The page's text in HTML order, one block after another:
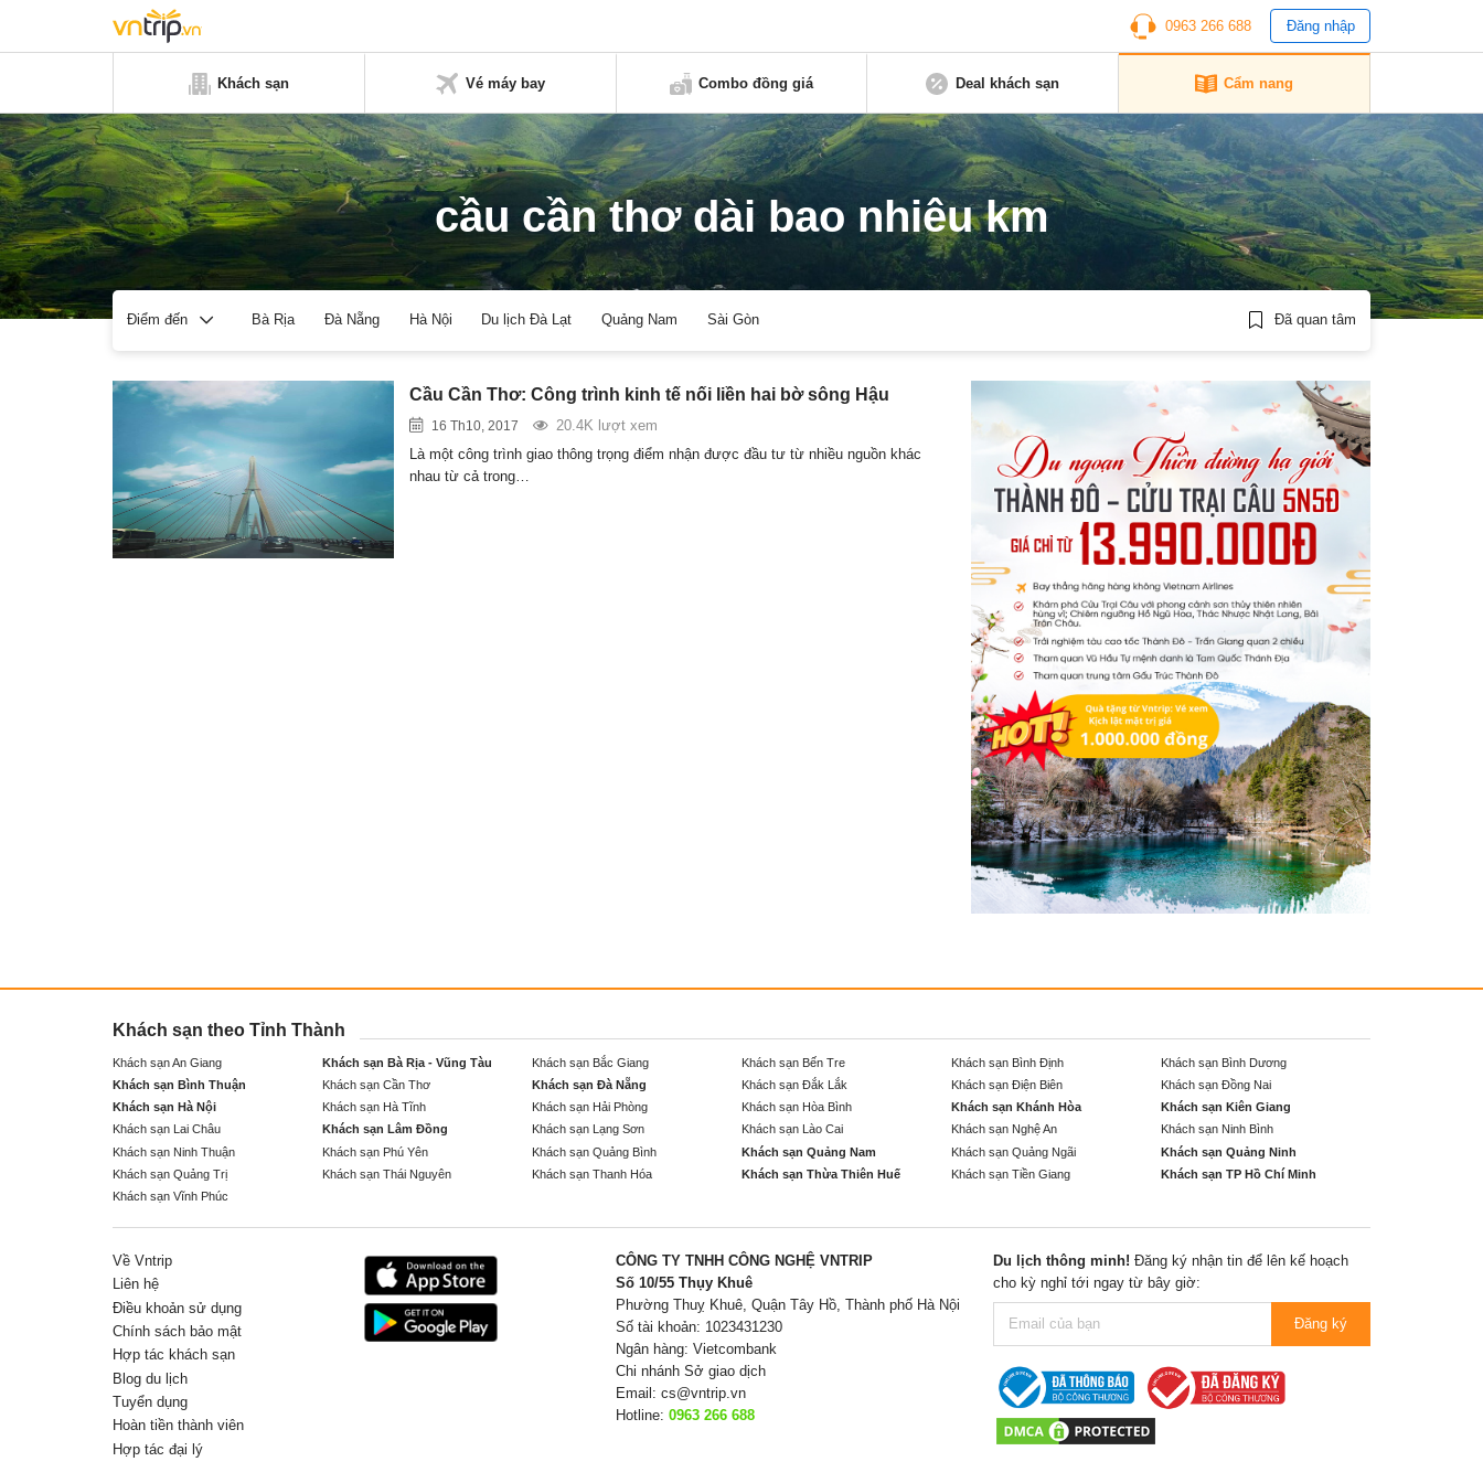
0963 266 688 Đăng nhập
Khách sạn Vé máy bay Combo đồng giá Deal khách sạn Cẩm nang
cầu cần thơ dài bao nhiêu km
Điểm đến Bà Rịa Đà Nẵng Hà Nội Du lịch Đà Lạt Quảng Nam Sài Gòn Đã quan tâm
Cầu Cần Thơ: Công trình kinh tế nối liền hai bờ sông Hậu
16 Th10, 2017
20.4K lượt xem
Là một công trình giao thông trọng điểm nhận được đầu tư từ nhiều nguồn khác
nhau từ cả trong…
Khách sạn theo Tỉnh Thành
Khách sạn An Giang Khách sạn Bà Rịa - Vũng Tàu Khách sạn Bắc Giang Khách sạn Bến Tre Khách sạn Bình Định
Khách sạn Bình Dương
Khách sạn Bình Thuận
Khách sạn Cần Thơ Khách sạn Đà Nẵng Khách sạn Đắk Lắk Khách sạn Điện Biên
Khách sạn Đồng Nai
Khách sạn Hà Nội
Khách sạn Hà Tĩnh Khách sạn Hải Phòng Khách sạn Hòa Bình Khách sạn Khánh Hòa
Khách sạn Kiên Giang
Khách sạn Lai Châu
Khách sạn Lâm Đồng Khách sạn Lạng Sơn Khách sạn Lào Cai Khách sạn Nghệ An
Khách sạn Ninh Bình
Khách sạn Ninh Thuận
Khách sạn Phú Yên Khách sạn Quảng Bình Khách sạn Quảng Nam Khách sạn Quảng Ngãi
Khách sạn Quảng Ninh
Khách sạn Quảng Trị
Khách sạn Thái Nguyên Khách sạn Thanh Hóa Khách sạn Thừa Thiên Huế Khách sạn Tiền Giang
Khách sạn TP Hồ Chí Minh
Khách sạn Vĩnh Phúc
Về Vntrip
Liên hệ
Điều khoản sử dụng
Chính sách bảo mật
Hợp tác khách sạn
Blog du lịch
Tuyển dụng
Hoàn tiền thành viên
Hợp tác đại lý
CÔNG TY TNHH CÔNG NGHỆ VNTRIP
Số 10/55 Thụy Khuê
Phường Thuỵ Khuê, Quận Tây Hồ, Thành phố Hà Nội
Số tài khoản: 1023431230
Ngân hàng: Vietcombank
Chi nhánh Sở giao dịch
Email: cs@vntrip.vn
Hotline: 0963 266 688
Du lịch thông minh! Đăng ký nhận tin để lên kế hoạch
cho kỳ nghỉ tới ngay từ bây giờ:
Đăng ký